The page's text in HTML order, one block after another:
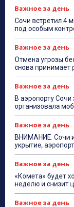
Важное за день
Сочи встретил 4
под особым
Важное за день
Отмена угрозы
снова принимает
Важное за день
В аэропорту
организовала
Важное за день
ВНИМАНИЕ: Сочи и
укрытие,
Важное за день
«Комета» будет
неделю и снизит
Важное за день